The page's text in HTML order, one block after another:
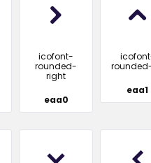
icofont-
rounded-
right
eaa0
eaa1